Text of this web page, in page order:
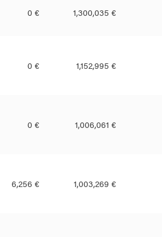
0 € 1,300,035 €
0 € 1,152,995 €
0 € 1,006,061 €
6,256 € 1,003,269 €